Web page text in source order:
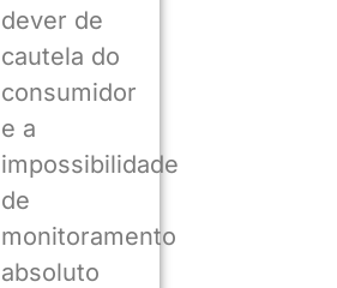
dever de
cautela do
consumidor
e a
impossibilidade
de
monitoramento
absoluto